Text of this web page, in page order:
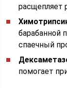
расщепляет
барабанной
спаечный
помогает